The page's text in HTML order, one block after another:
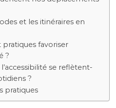
et les itinéraires en
favoriser
?
se reflètent-
?
pratiques